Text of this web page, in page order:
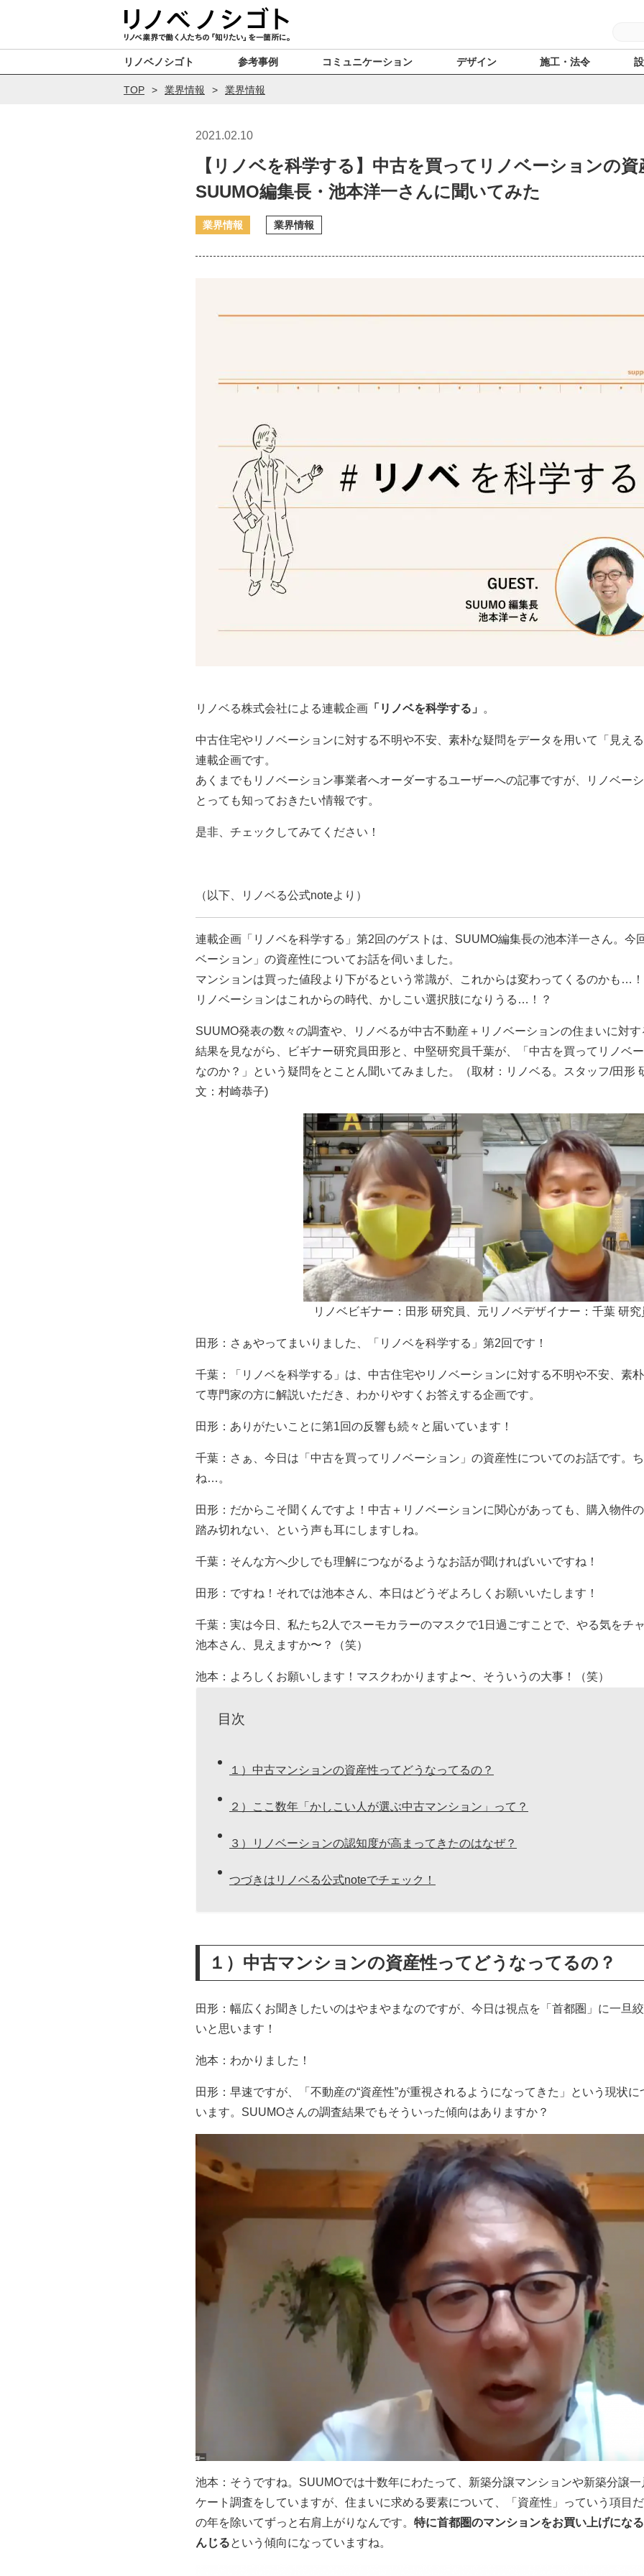
リノベノシゴト 参考事例 コミュニケーション デザイン 施工・法令
TOP 業界情報 業界情報
2021.02.10
【リノベを科学する】中古を買ってリノベーションの資
SUUMO編集長・池本洋一さんに聞いてみた
業界情報 業界情報
リノベる株式会社による連載企画 「リノベを科学する」 。
中古住宅やリノベーションに対する不明や不安、素朴な疑問をデータを用いて「見え
連載企画です。
あくまでもリノベーション事業者へオーダーするユーザーへの記事ですが、リノベー
とっても知っておきたい情報です。
是非、チェックしてみてください！
（以下、リノベる公式noteより）
連載企画「リノベを科学する」第2回のゲストは、SUUMO編集長の池本洋一さん。今
ベーション」の資産性についてお話を伺いました。
マンションは買った値段より下がるという常識が、これからは変わってくるのかも…
リノベーションはこれからの時代、かしこい選択肢になりうる…！？
SUUMO発表の数々の調査や、リノベるが中古不動産＋リノベーションの住まいに対
結果を見ながら、ビギナー研究員田形と、中堅研究員千葉が、「中古を買ってリノベ
なのか？」という疑問をとことん聞いてみました。（取材：リノベる。スタッフ/田形
文：村崎恭子)
リノベビギナー：田形 研究員、元リノベデザイナー：千葉 研究
田形：さぁやってまいりました、「リノベを科学する」第2回です！
千葉：「リノベを科学する」は、中古住宅やリノベーションに対する不明や不安、素
て専門家の方に解説いただき、わかりやすくお答えする企画です。
田形：ありがたいことに第1回の反響も続々と届いています！
千葉：さぁ、今日は「中古を買ってリノベーション」の資産性についてのお話です。
ね…。
田形：だからこそ聞くんですよ！中古＋リノベーションに関心があっても、購入物件
踏み切れない、という声も耳にしますしね。
千葉：そんな方へ少しでも理解につながるようなお話が聞ければいいですね！
田形：ですね！それでは池本さん、本日はどうぞよろしくお願いいたします！
千葉：実は今日、私たち2人でスーモカラーのマスクで1日過ごすことで、やる気をチ
池本さん、見えますか〜？（笑）
池本：よろしくお願いします！マスクわかりますよ〜、そういうの大事！（笑）
目次
１）中古マンションの資産性ってどうなってるの？
２）ここ数年「かしこい人が選ぶ中古マンション」って？
３）リノベーションの認知度が高まってきたのはなぜ？
つづきはリノベる公式noteでチェック！
１）中古マンションの資産性ってどうなってるの？
田形：幅広くお聞きしたいのはやまやまなのですが、今日は視点を「首都圏」に一旦
いと思います！
池本：わかりました！
田形：早速ですが、「不動産の“資産性”が重視されるようになってきた」という現状
います。SUUMOさんの調査結果でもそういった傾向はありますか？
池本：そうですね。SUUMOでは十数年にわたって、新築分譲マンションや新築分譲
ケート調査をしていますが、住まいに求める要素について、「資産性」っていう項目
の年を除いてずっと右肩上がりなんです。 特に首都圏のマンションをお買い上げにな
んじるという傾向になっていますね。